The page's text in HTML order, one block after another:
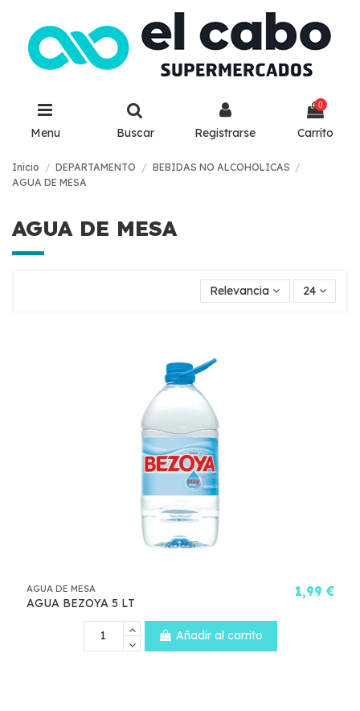
Menu Buscar Registrarse
0
Carrito
Inicio DEPARTAMENTO
BEBIDAS NO ALCOHOLICAS
AGUA DE MESA
AGUA DE MESA
Relevancia 24
AGUA DE MESA
AGUA BEZOYA 5 LT
1,99 €
Añadir al carrito